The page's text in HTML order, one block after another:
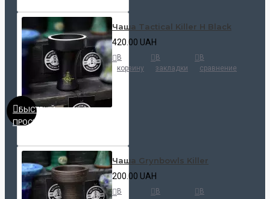
БЫСТРЫЙ
ПРОСМОТР
Чаша Tactical Killer H Black
420.00 UAH
В
корзину
В
закладки
В
сравнение
Чаша Grynbowls Killer
200.00 UAH
В
В
В